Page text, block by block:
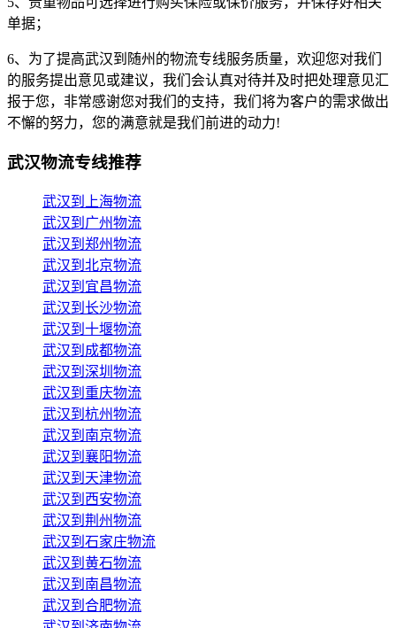
单据；
6、为了提高武汉到随州的物流专线服务质量，欢迎您对我们
的服务提出意见或建议，我们会认真对待并及时把处理意见汇
报于您，非常感谢您对我们的支持，我们将为客户的需求做出
不懈的努力，您的满意就是我们前进的动力!
武汉物流专线推荐
武汉到上海物流
武汉到广州物流
武汉到郑州物流
武汉到北京物流
武汉到宜昌物流
武汉到长沙物流
武汉到十堰物流
武汉到成都物流
武汉到深圳物流
武汉到重庆物流
武汉到杭州物流
武汉到南京物流
武汉到襄阳物流
武汉到天津物流
武汉到西安物流
武汉到荆州物流
武汉到石家庄物流
武汉到黄石物流
武汉到南昌物流
武汉到合肥物流